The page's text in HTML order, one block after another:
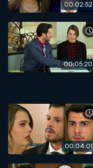
00:02:52
00:05:20
00:04:01